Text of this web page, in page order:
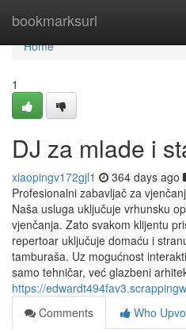
bookmarksurl
Home
Home
1
DJ za mlade i
xiaopingv172gjl1 364 days ago
Profesionalni zabavljač za
Naša usluga uključuje vrhunsku
vjenčanja. Zato svakom klijentu
repertoar uključuje domaću i
tamburaša. Uz mogućnost
samo tehničar, već glazbeni
https://
Comments
Who